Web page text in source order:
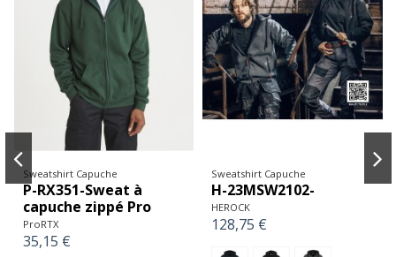
Sweatshirt Capuche
P-RX351-Sweat à
capuche zippé Pro
ProRTX
35,15 €
Sweatshirt Capuche
H-23MSW2102-
HEROCK
128,75 €